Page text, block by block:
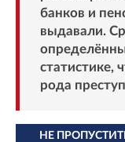
банков и
выдавали.
статистике,
рода
НЕ